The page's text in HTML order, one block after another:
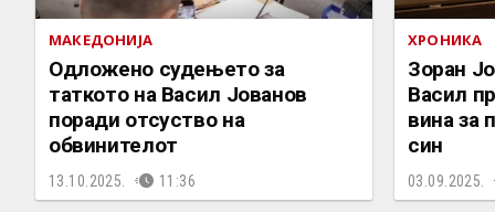
МАКЕДОНИЈА
Одложено судењето за
таткото на Васил Јованов
поради отсуство на
обвинителот
13.10.2025. 11:36
ХРОНИКА
Зоран
Васил
вина за
син
03.09.2025.